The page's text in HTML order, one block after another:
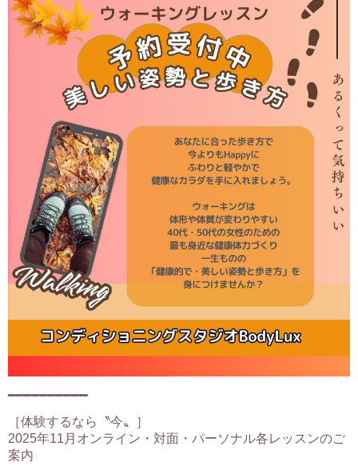
━━━━━━━━━━
［体験するなら〝今〟］
2025年11月オンライン・対面・パーソナル各レッスンのご
案内